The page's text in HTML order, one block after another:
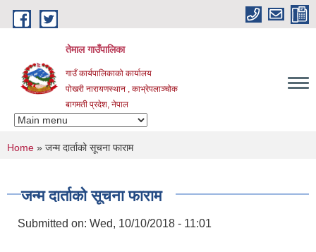
Skip to main content
तेमाल गाउँपालिका
गाउँ कार्यपालिकाको कार्यालय
पोखरी नारायणस्थान , काभ्रेपलाञ्चोक ‌‌‍‍‍‍‍‍
बागमती प्रदेश, नेपाल
You are here
Home » जन्म दार्ताको सूचना फाराम
जन्म दार्ताको सूचना फाराम
Submitted on: Wed, 10/10/2018 - 11:01